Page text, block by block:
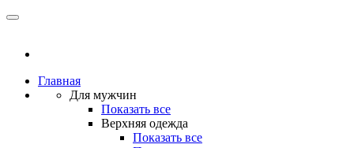
Главная
Для мужчин
Показать все
Верхняя одежда
Показать все